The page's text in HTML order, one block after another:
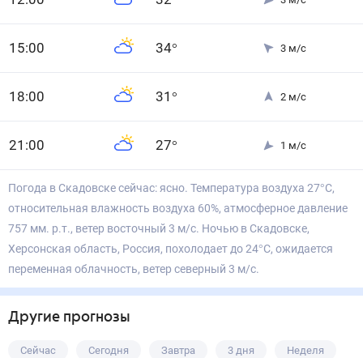
15:00 34° 3 м/с
18:00 31 ° 2 м/с
21 :00 27° 1 м/с
Погода в Скадовске сейчас: ясно. Температура воздуха 27°С,
относительная влажность воздуха 60%, атмосферное давление
757 мм. р.т., ветер восточный 3 м/с. Ночью в Скадовске,
Херсонская область, Россия, похолодает до 24°С, ожидается
переменная облачность, ветер северный 3 м/с.
Другие прогнозы
Сейчас Сегодня Завтра 3 дня Неделя